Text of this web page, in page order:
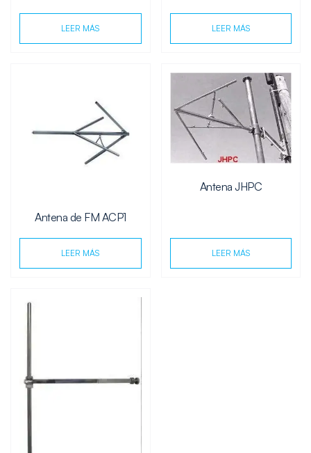
LEER MÁS LEER MÁS
Antena de FM ACP1
LEER MÁS
Antena JHPC
LEER MÁS